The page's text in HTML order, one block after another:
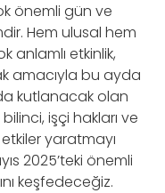
önemli gün ve
Hem ulusal hem
anlamlı etkinlik,
amacıyla bu ayda
kutlanacak olan
işçi hakları ve
yaratmayı
2025’teki önemli
keşfedeceğiz.